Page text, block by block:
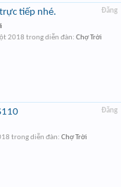
Đăng
tiếp nhé.
2018 trong diễn đàn: Chợ Trời
Đăng
trong diễn đàn: Chợ Trời